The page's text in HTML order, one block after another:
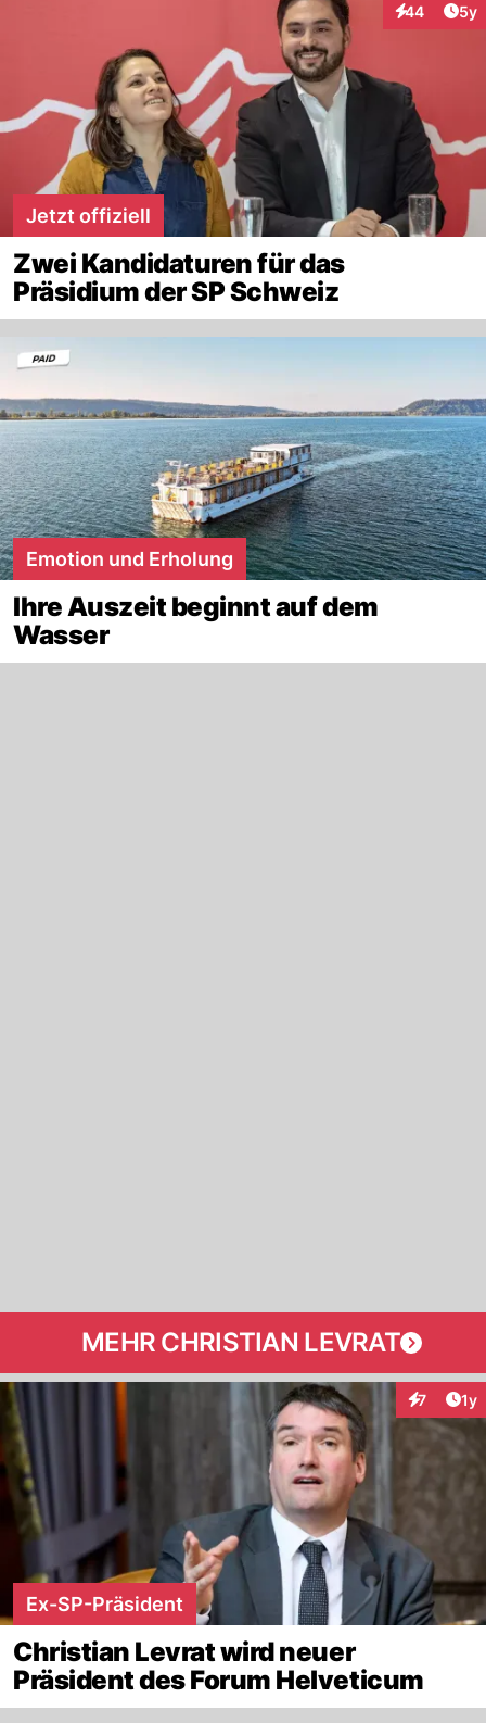
44
Interaktionen
5y
Jetzt offiziell
Zwei Kandidaturen für das
Präsidium der SP Schweiz
Emotion und Erholung
Ihre Auszeit beginnt auf dem
Wasser
MEHR CHRISTIAN LEVRAT
7 1y
Ex-SP-Präsident
Christian Levrat wird neuer
Präsident des Forum Helveticum